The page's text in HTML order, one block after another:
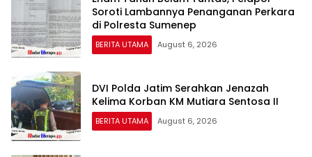
Soroti Lambannya Penanganan Perkara
di Polresta Sumenep
BERITA UTAMA August 6, 2026
DVI Polda Jatim Serahkan Jenazah
Kelima Korban KM Mutiara Sentosa II
BERITA UTAMA August 6, 2026